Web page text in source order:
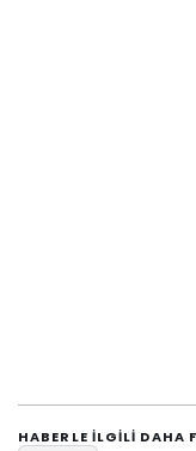
HABERLE ILGILI DAHA